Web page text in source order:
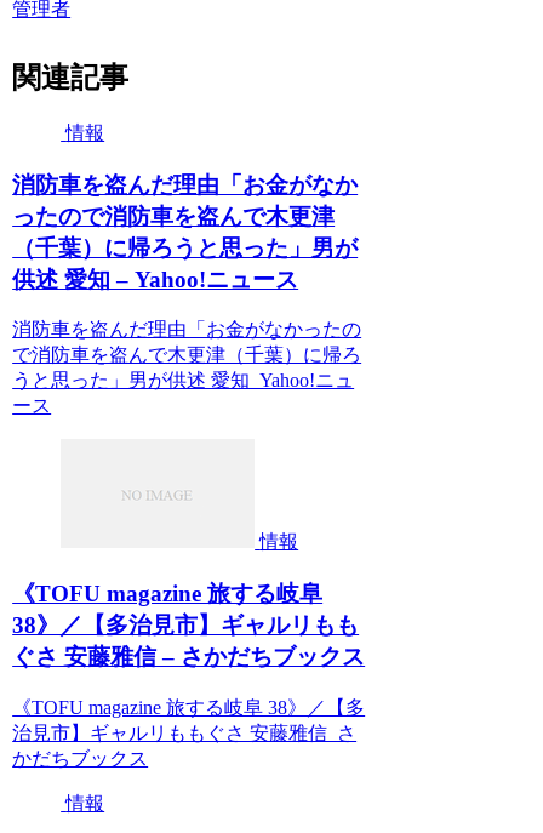
管理者
関連記事
情報
消防車を盗んだ理由「お金がなか
ったので消防車を盗んで木更津
（千葉）に帰ろうと思った」男が
供述 愛知 – Yahoo!ニュース
消防車を盗んだ理由「お金がなかったの
で消防車を盗んで木更津（千葉）に帰ろ
うと思った」男が供述 愛知 Yahoo!ニュ
ース
情報
《TOFU magazine 旅する岐阜
38》／【多治見市】ギャルリもも
ぐさ 安藤雅信 – さかだちブックス
《TOFU magazine 旅する岐阜 38》／【多
治見市】ギャルリももぐさ 安藤雅信 さ
かだちブックス
情報